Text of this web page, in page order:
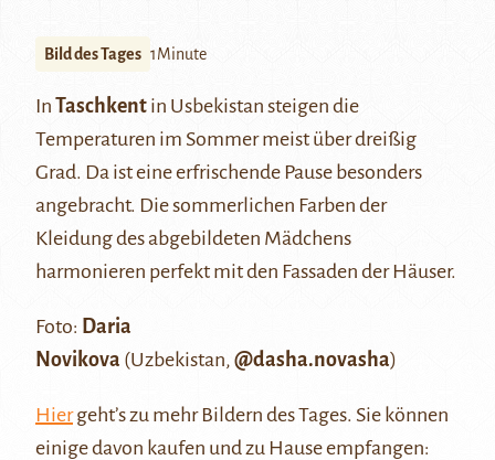
Bild des Tages 1Minute
In Taschkent in Usbekistan steigen die
Temperaturen im Sommer meist über dreißig
Grad. Da ist eine erfrischende Pause besonders
angebracht. Die sommerlichen Farben der
Kleidung des abgebildeten Mädchens
harmonieren perfekt mit den Fassaden der Häuser.
Foto: Daria
Novikova (Uzbekistan, @dasha.novasha)
Hiergeht’s zu mehr Bildern des Tages. Sie können
einige davon kaufen und zu Hause empfangen: